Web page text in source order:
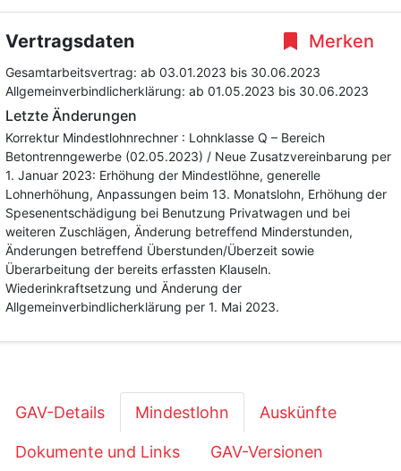
Merken
Vertragsdaten
Gesamtarbeitsvertrag: ab 03.01.2023 bis 30.06.2023
Allgemeinverbindlicherklärung: ab 01.05.2023 bis 30.06.2023
Letzte Änderungen
Korrektur Mindestlohnrechner : Lohnklasse Q – Bereich
Betontrenngewerbe (02.05.2023) / Neue Zusatzvereinbarung per
1. Januar 2023: Erhöhung der Mindestlöhne, generelle
Lohnerhöhung, Anpassungen beim 13. Monatslohn, Erhöhung der
Spesenentschädigung bei Benutzung Privatwagen und bei
weiteren Zuschlägen, Änderung betreffend Minderstunden,
Änderungen betreffend Überstunden/Überzeit sowie
Überarbeitung der bereits erfassten Klauseln.
Wiederinkraftsetzung und Änderung der
Allgemeinverbindlicherklärung per 1. Mai 2023.
GAV-Details Mindestlohn Auskünfte
Dokumente und Links GAV-Versionen